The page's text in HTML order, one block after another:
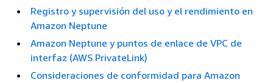
Registro y supervisión del uso y el rendimiento en
Amazon Neptune
Amazon Neptune y puntos de enlace de VPC de
interfaz (AWS PrivateLink)
Consideraciones de conformidad para Amazon